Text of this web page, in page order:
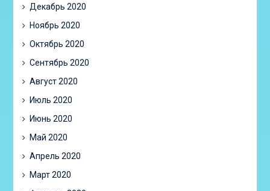
Декабрь 2020
Ноябрь 2020
Октябрь 2020
Сентябрь 2020
Август 2020
Июль 2020
Июнь 2020
Май 2020
Апрель 2020
Март 2020